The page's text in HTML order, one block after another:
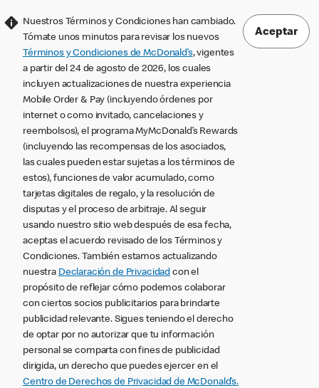
Nuestros Términos y Condiciones han cambiado.
Tómate unos minutos para revisar los nuevos
Términos y Condiciones de McDonald’s, vigentes
a partir del 24 de agosto de 2026, los cuales
incluyen actualizaciones de nuestra experiencia
Mobile Order & Pay (incluyendo órdenes por
internet o como invitado, cancelaciones y
reembolsos), el programa MyMcDonald’s Rewards
(incluyendo las recompensas de los asociados,
las cuales pueden estar sujetas a los términos de
estos), funciones de valor acumulado, como
tarjetas digitales de regalo, y la resolución de
disputas y el proceso de arbitraje. Al seguir
usando nuestro sitio web después de esa fecha,
aceptas el acuerdo revisado de los Términos y
Condiciones. También estamos actualizando
nuestra Declaración de Privacidad con el
propósito de reflejar cómo podemos colaborar
con ciertos socios publicitarios para brindarte
publicidad relevante. Sigues teniendo el derecho
de optar por no autorizar que tu información
personal se comparta con fines de publicidad
dirigida, un derecho que puedes ejercer en el
Centro de Derechos de Privacidad de McDonald’s.
Aceptar